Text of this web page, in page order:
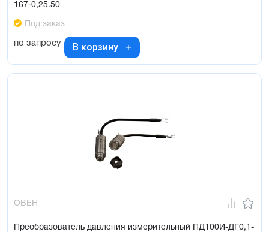
167-0,25.50
Под заказ
по запросу В корзину
ОВЕН
Преобразователь давления измерительный ПД100И-ДГ0,1-